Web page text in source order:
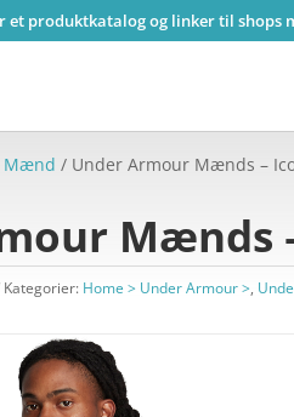
et produktkatalog og linker til shops
Mænd / Under Armour Mænds –
Mænds
Kategorier: Home > Under Armour >,